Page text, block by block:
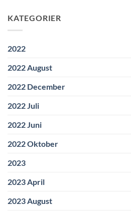
KATEGORIER
2022
2022 August
2022 December
2022 Juli
2022 Juni
2022 Oktober
2023
2023 April
2023 August